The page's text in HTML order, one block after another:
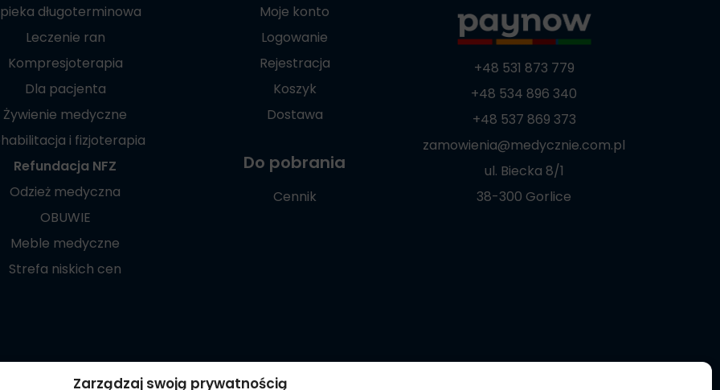
Zarządzaj swoją prywatnością
długoterminowa
Leczenie ran
Kompresjoterapia
Dla pacjenta
Żywienie medyczne
i fizjoterapia
Refundacja NFZ
Odzież medyczna
OBUWIE
Meble medyczne
Strefa niskich cen
Moje konto
Logowanie
Rejestracja
Koszyk
Dostawa
Do pobrania
Cennik
+48 531 873 779
+48 534 896 340
+48 537 869 373
zamowienia@medycznie.com.pl
ul. Biecka 8/1
38-300 Gorlice
Poznaj naszą